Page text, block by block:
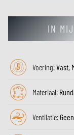
IN
Voering:Vast,
Materiaal:
Ventilatie: